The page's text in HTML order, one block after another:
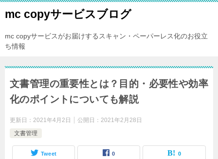
mc copyサービスブログ
mc copyサービスがお届けするスキャン・ペーパーレス化のお役立
ち情報
文書管理の重要性とは？目的・必要性や効率
化のポイントについても解説
更新日： 2021年4月2日 公開日： 2021年2月28日
文書管理
Tweet 0 0